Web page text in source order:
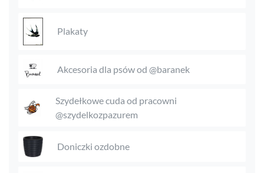
Plakaty
Akcesoria dla psów od @baranek
Szydełkowe cuda od pracowni
@szydelkozpazurem
Doniczki ozdobne